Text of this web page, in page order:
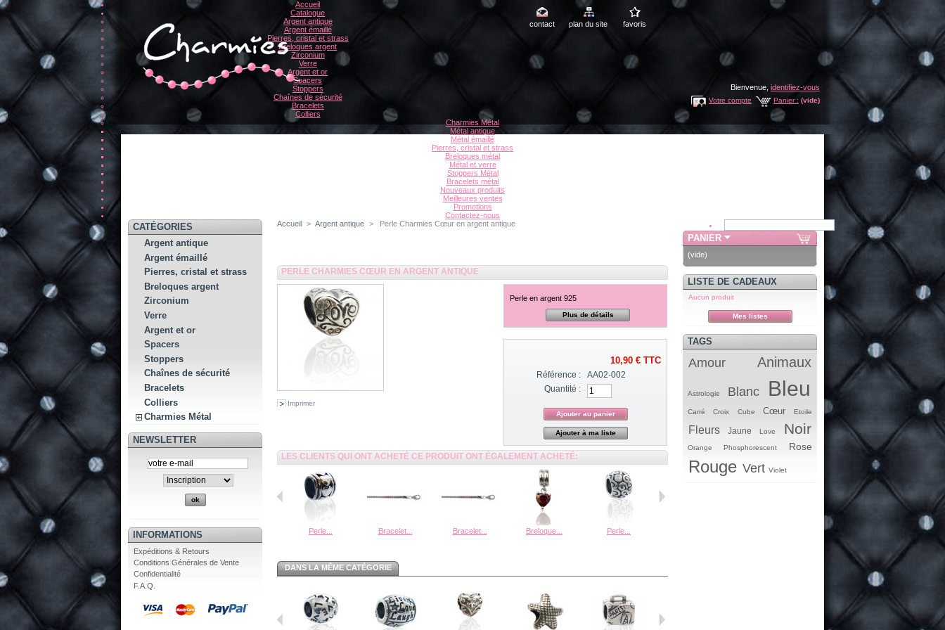
contact plan du site favoris
Bienvenue, identifiez-vous
Panier : (vide)
Votre compte
Accueil
Catalogue
Argent antique
Argent émaillé
Pierres, cristal et strass
Breloques argent
Zirconium
Verre
Argent et or
Spacers
Stoppers
Chaînes de sécurité
Bracelets
Colliers
Charmies Métal
Métal antique
Métal émaillé
Pierres, cristal et strass
Breloques métal
Métal et verre
Stoppers Métal
Bracelets métal
Nouveaux produits
Meilleures ventes
Promotions
Contactez-nous
CATÉGORIES
Argent antique
Argent émaillé
Pierres, cristal et strass
Breloques argent
Zirconium
Verre
Argent et or
Spacers
Stoppers
Chaînes de sécurité
Bracelets
Colliers
Charmies Métal
NEWSLETTER
INFORMATIONS
Expéditions & Retours
Conditions Générales de Vente
Confidentialité
F.A.Q.
Accueil > Argent antique > Perle Charmies Cœur en argent antique
PERLE CHARMIES CŒUR EN ARGENT ANTIQUE
Imprimer
Perle en argent 925
Plus de détails
10,90 €TTC
Référence :
AA02-002
Quantité :
Ajouter à ma liste
LES CLIENTS QUI ONT ACHETÉ CE PRODUIT ONT ÉGALEMENT ACHETÉ:
Perle... Bracelet... Bracelet... Breloque... Perle... Perle... Stopper...
DANS LA MÊME CATÉGORIE
PANIER
(vide)
LISTE DE CADEAUX
Aucun produit
Mes listes
TAGS
Amour Animaux
Astrologie Blanc Bleu
Carré Croix Cube Cœur Etoile
Fleurs Jaune Love Noir
Orange Phosphorescent Rose
Rouge Vert Violet